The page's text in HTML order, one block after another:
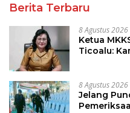
Berita Terbaru
8 Agustus 2026
Ketua
Ticoalu:
8 Agustus 2026
Jelang